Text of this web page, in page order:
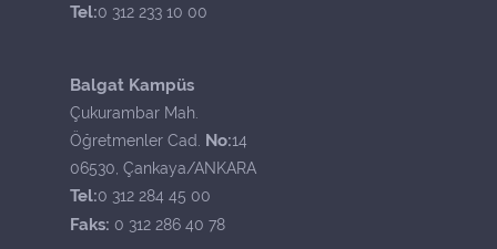
Tel:0 312 233 10 00
Balgat Kampüs
Çukurambar Mah.
Öğretmenler Cad. No:14
06530, Çankaya/ANKARA
Tel:0 312 284 45 00
Faks: 0 312 286 40 78